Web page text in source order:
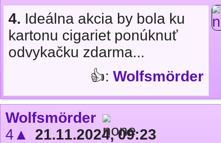
4. Ideálna akcia by bola ku
kartonu cigariet ponúknuť
odvykačku zdarma...
👍: Wolfsmörder
Wolfsmörder
4▲
21.11.2024, 09:23